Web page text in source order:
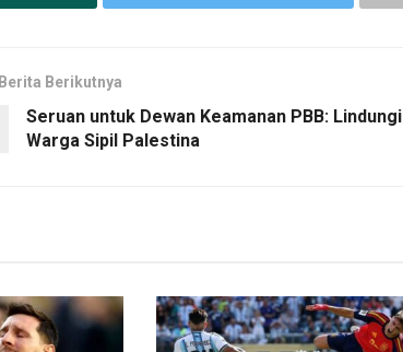
Berita Berikutnya
Seruan untuk Dewan Keamanan PBB: Lindungi
Warga Sipil Palestina